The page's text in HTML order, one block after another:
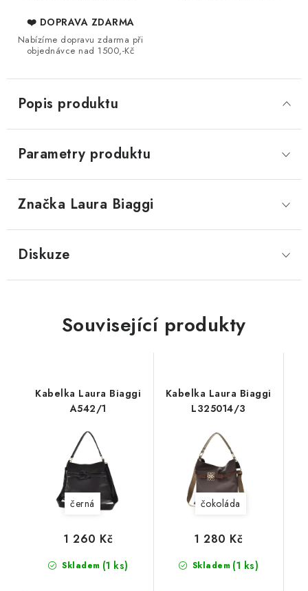
❤️ DOPRAVA ZDARMA
Nabízíme dopravu zdarma při
objednávce nad 1500,-Kč
Popis produktu
Parametry produktu
Značka Laura Biaggi
Diskuze
Související produkty
Kabelka Laura Biaggi
A542/1
černá
Skladem (1 ks)
1 260 Kč
Kabelka Laura Biaggi
L325014/3
čokoláda
Skladem (1 ks)
1 280 Kč